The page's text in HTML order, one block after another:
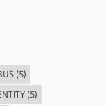
(5)
(5)